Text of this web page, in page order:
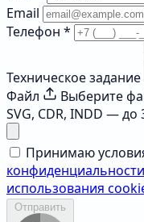
Email
Телефон *
Техническое задание
Файл
Выберите
SVG, CDR, INDD —
Принимаю
конфиденциальности
использования
Отправить